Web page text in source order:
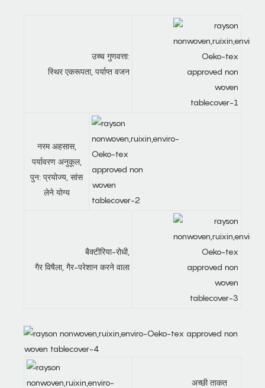
उच्च गुणवत्ता:
स्थिर एकरूपता, पर्याप्त वजन
नरम अहसास,
पर्यावरण अनुकूल,
पुन: प्रयोज्य, सांस
लेने योग्य
बैक्टीरिया-रोधी,
गैर विषैला, गैर-परेशान करने वाला
अच्छी ताकत